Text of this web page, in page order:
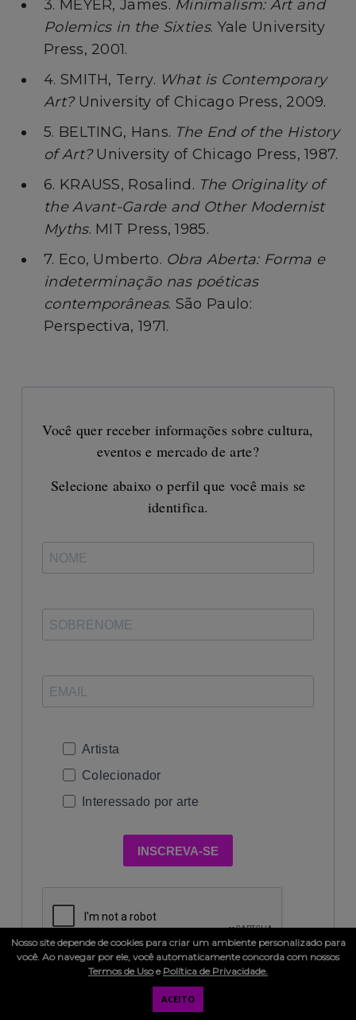
3. MEYER, James. Minimalism: Art and
Polemics in the Sixties. Yale University
Press, 2001.
4. SMITH, Terry. What is Contemporary
Art?University of Chicago Press, 2009.
5. BELTING, Hans. The End of the History
of Art?University of Chicago Press, 1987.
6. KRAUSS, Rosalind. The Originality of
the Avant-Garde and Other Modernist
Myths. MIT Press, 1985.
7. Eco, Umberto. Obra Aberta: Forma e
indeterminação nas poéticas
contemporâneas. São Paulo:
Perspectiva, 1971.
Você quer receber informações sobre cultura,
eventos e mercado de arte?
Selecione abaixo o perfil que você mais se
identifica.
Artista
Colecionador
Interessado por arte
INSCREVA-SE
Nosso site depende de cookies para criar um ambiente personalizado para
você. Ao navegar por ele, você automaticamente concorda com nossos
Termos de Usoe Política de Privacidade.
ACEITO